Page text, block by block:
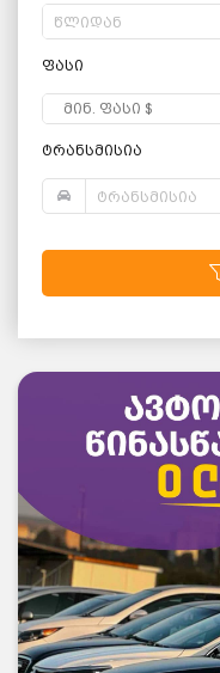
წლიდან
ფასი
ტრანსმისია
ტრანსმისია